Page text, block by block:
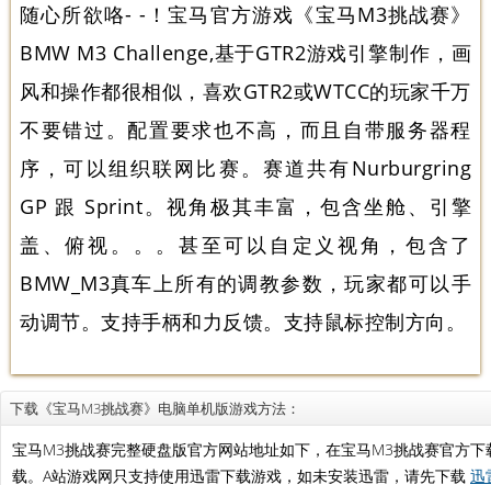
随心所欲咯- -！宝马官方游戏《宝马M3挑战赛》
BMW M3 Challenge,基于GTR2游戏引擎制作，画
风和操作都很相似，喜欢GTR2或WTCC的玩家千万
不要错过。配置要求也不高，而且自带服务器程
序，可以组织联网比赛。赛道共有Nurburgring
GP 跟 Sprint。视角极其丰富，包含坐舱、引擎
盖、俯视。。。甚至可以自定义视角，包含了
BMW_M3真车上所有的调教参数，玩家都可以手
动调节。支持手柄和力反馈。支持鼠标控制方向。
下载《宝马M3挑战赛》电脑单机版游戏方法：
宝马M3挑战赛完整硬盘版官方网站地址如下，在宝马M3挑战赛官方
载。A站游戏网只支持使用迅雷下载游戏，如未安装迅雷，请先下载 迅